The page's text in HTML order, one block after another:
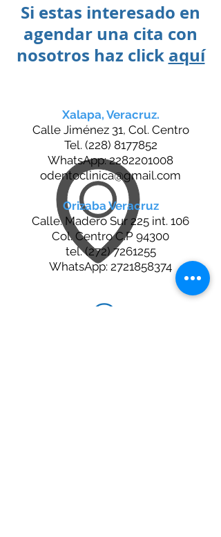
Si estas interesado en
agendar una cita con
nosotros haz click aquí
Xalapa, Veracruz.
Calle Jiménez 31, Col. Centro
Tel. (228) 8177852
WhatsApp:2282201008
odentoclinica@gmail.com
Orizaba Veracruz
Calle. Madero Sur 225 int. 106
Col. Centro C.P 94300
tel.(272) 7261255
WhatsApp: 2721858374